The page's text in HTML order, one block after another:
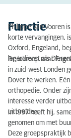
Functie
Philippe Van Vooren
korte vervangingen,
Oxford, Engeland,
legerdienst als
De lokroep naar
in zuid-west Londen
Dover te werken.
orthopedie. Onder
interesse verder
uitbreiden.
In 1997 heeft hij,
genomen om met
Deze groepspraktijk